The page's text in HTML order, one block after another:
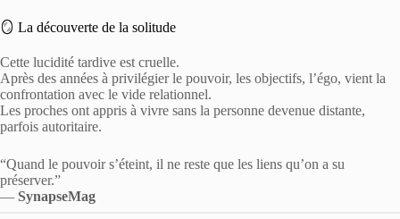
🪞 La découverte de la solitude
Cette lucidité tardive est cruelle.
Après des années à privilégier le pouvoir, les objectifs, l’égo, vient la
confrontation avec le vide relationnel.
Les proches ont appris à vivre sans la personne devenue distante,
parfois autoritaire.
“Quand le pouvoir s’éteint, il ne reste que les liens qu’on a su
préserver.”
— SynapseMag